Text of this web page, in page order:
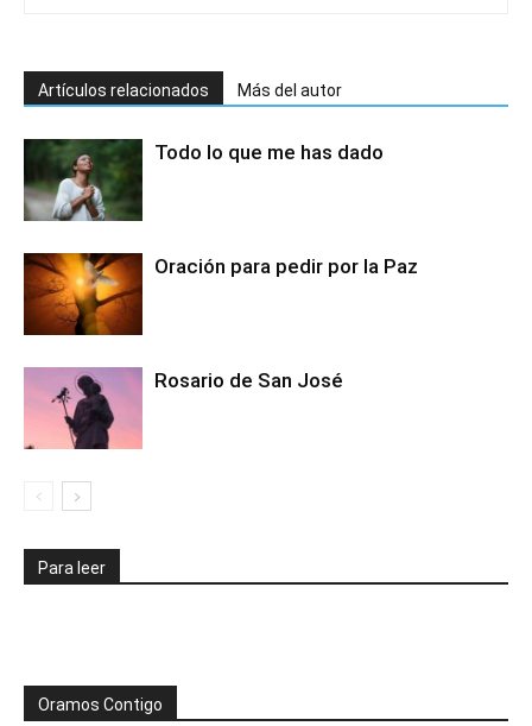
Artículos relacionados Más del autor
Todo lo que me has dado
Oración para pedir por la Paz
Rosario de San José
Para leer
Oramos Contigo